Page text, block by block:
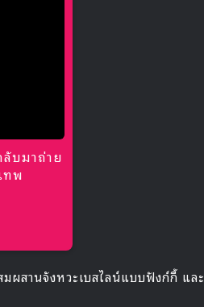
บมาถ่าย
ทพ
ผสานจังหวะเบสไลน์แบบฟังก์กี้ และ